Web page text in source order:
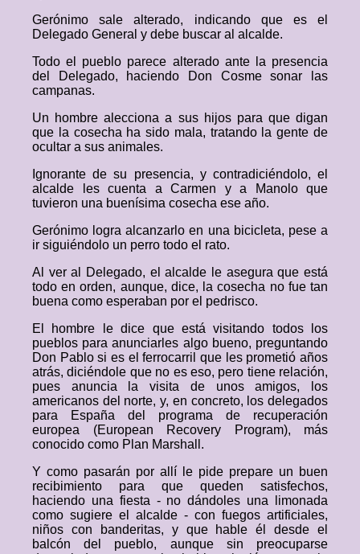
Gerónimo sale alterado, indicando que es el
Delegado General y debe buscar al alcalde.
Todo el pueblo parece alterado ante la presencia
del Delegado, haciendo Don Cosme sonar las
campanas.
Un hombre alecciona a sus hijos para que digan
que la cosecha ha sido mala, tratando la gente de
ocultar a sus animales.
Ignorante de su presencia, y contradiciéndolo, el
alcalde les cuenta a Carmen y a Manolo que
tuvieron una buenísima cosecha ese año.
Gerónimo logra alcanzarlo en una bicicleta, pese a
ir siguiéndolo un perro todo el rato.
Al ver al Delegado, el alcalde le asegura que está
todo en orden, aunque, dice, la cosecha no fue tan
buena como esperaban por el pedrisco.
El hombre le dice que está visitando todos los
pueblos para anunciarles algo bueno, preguntando
Don Pablo si es el ferrocarril que les prometió años
atrás, diciéndole que no es eso, pero tiene relación,
pues anuncia la visita de unos amigos, los
americanos del norte, y, en concreto, los delegados
para España del programa de recuperación
europea (European Recovery Program), más
conocido como Plan Marshall.
Y como pasarán por allí le pide prepare un buen
recibimiento para que queden satisfechos,
haciendo una fiesta - no dándoles una limonada
como sugiere el alcalde - con fuegos artificiales,
niños con banderitas, y que hable él desde el
balcón del pueblo, aunque sin preocuparse